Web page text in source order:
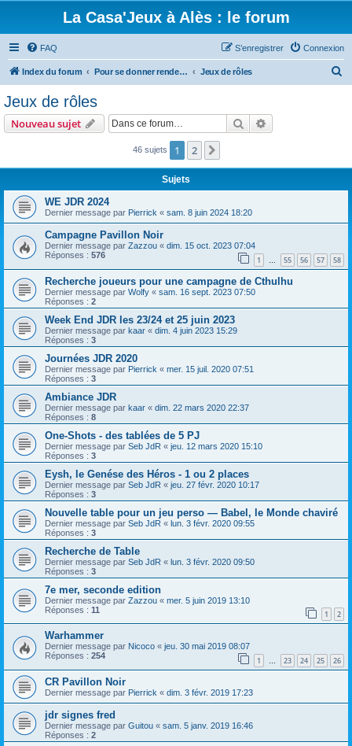
La Casa'Jeux à Alès : le forum
FAQ Connexion
S’enregistrer
Index du forum Pour se donner rendez-vous, et parler des jeux que vous aimez Jeux de rôles
e
Jeux de rôles
Nouveau sujet Rechercher
46 sujets 1 2
Sujets
WE JDR 2024
Dernier message par Pierrick « sam. 8 juin 2024 18:20
Campagne Pavillon Noir
Dernier message par Zazzou « dim. 15 oct. 2023 07:04
Réponses : 576 1 … 55 56 57 58
Recherche joueurs pour une campagne de Cthulhu
Dernier message par Wolfy « sam. 16 sept. 2023 07:50
Réponses : 2
Week End JDR les 23/24 et 25 juin 2023
Dernier message par kaar « dim. 4 juin 2023 15:29
Réponses : 3
Journées JDR 2020
Dernier message par Pierrick « mer. 15 juil. 2020 07:51
Réponses : 3
Ambiance JDR
Dernier message par kaar « dim. 22 mars 2020 22:37
Réponses : 8
One-Shots - des tablées de 5 PJ
Dernier message par Seb JdR « jeu. 12 mars 2020 15:10
Réponses : 3
Eysh, le Genése des Héros - 1 ou 2 places
Dernier message par Seb JdR « jeu. 27 févr. 2020 10:17
Réponses : 3
Nouvelle table pour un jeu perso — Babel, le Monde chaviré
Dernier message par Seb JdR « lun. 3 févr. 2020 09:55
Réponses : 3
Recherche de Table
Dernier message par Seb JdR « lun. 3 févr. 2020 09:50
Réponses : 3
7e mer, seconde edition
Dernier message par Zazzou « mer. 5 juin 2019 13:10
Réponses : 11 1 2
Warhammer
Dernier message par Nicoco « jeu. 30 mai 2019 08:07
Réponses : 254 1 … 23 24 25 26
CR Pavillon Noir
Dernier message par Pierrick « dim. 3 févr. 2019 17:23
jdr signes fred
Dernier message par Guitou « sam. 5 janv. 2019 16:46
Réponses : 2